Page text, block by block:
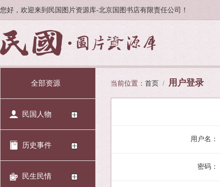
您好，欢迎来到民国图片资源库-北京国图书店有限责任公司！
全部资源
民国人物
历史事件
民生民情
当前位置： 首页 / 用户登录
用户名：
密码：